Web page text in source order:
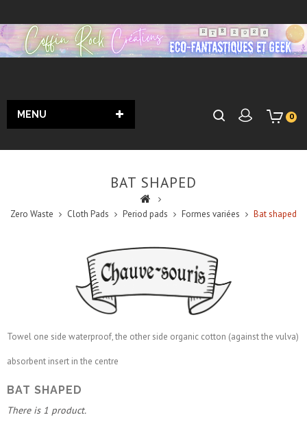
0
MENU
BAT SHAPED
Zero Waste Cloth Pads Period pads Formes variées Bat shaped
Towel one side waterproof, the other side organic cotton (against the vulva)
absorbent insert in the centre
BAT SHAPED
There is 1 product.